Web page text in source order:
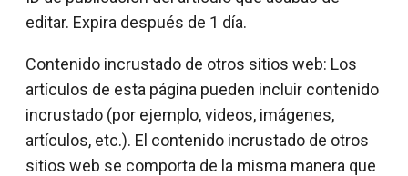
editar. Expira después de 1 día.
Contenido incrustado de otros sitios web: Los
artículos de esta página pueden incluir contenido
incrustado (por ejemplo, videos, imágenes,
artículos, etc.). El contenido incrustado de otros
sitios web se comporta de la misma manera que